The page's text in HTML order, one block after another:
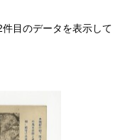
目のデータを表示して